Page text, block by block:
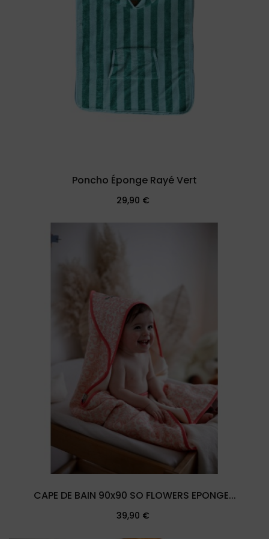
Poncho Éponge Rayé Vert
Prix
29,90 €
CAPE DE BAIN 90x90 SO FLOWERS EPONGE...
Prix
39,90 €